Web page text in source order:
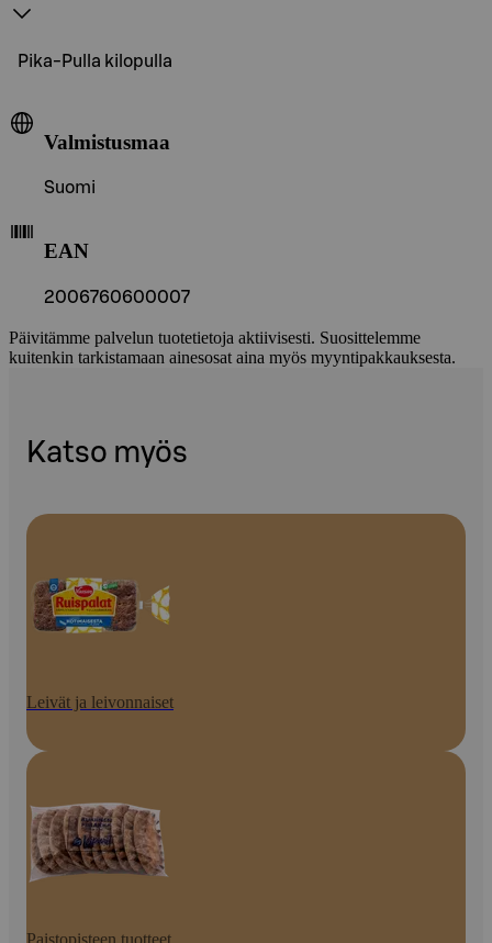
Pika-Pulla kilopulla
Valmistusmaa
Suomi
EAN
2006760600007
Päivitämme palvelun tuotetietoja aktiivisesti. Suosittelemme
kuitenkin tarkistamaan ainesosat aina myös myyntipakkauksesta.
Katso myös
Leivät ja leivonnaiset
Paistopisteen tuotteet